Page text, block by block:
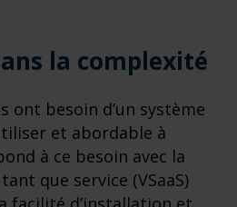
la complexité
ont besoin d’un système
et abordable à
à ce besoin avec la
que service (VSaaS)